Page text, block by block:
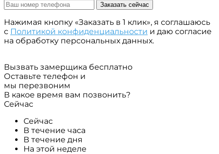
Заказать сейчас
Нажимая кнопку «Заказать в 1 клик», я соглашаюсь
с Политикой конфиденциальности и даю согласие
на обработку персональных данных.
Вызвать замерщика бесплатно
Оставьте телефон и
мы перезвоним
В какое время вам позвонить?
Сейчас
Сейчас
В течение часа
В течение дня
На этой неделе